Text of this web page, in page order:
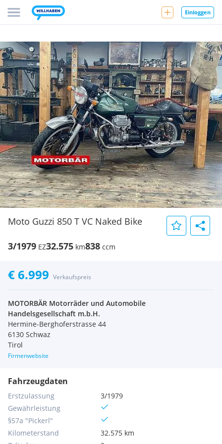
Einloggen
Moto Guzzi 850 T VC Naked Bike
3/1979 EZ32.575 km838 ccm
€ 6.999 Verkaufspreis
MOTORBÄR Motorräder und Automobile
Handelsgesellschaft m.b.H.
Hermine-Berghoferstrasse 44
6130 Schwaz
Tirol
Firmenwebsite
Fahrzeugdaten
Erstzulassung
3/1979
Gewährleistung
§57a "Pickerl"
Kilometerstand
32.575 km